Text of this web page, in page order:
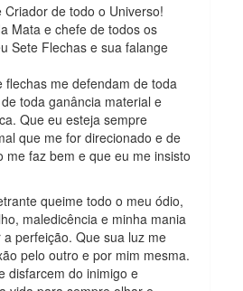
Criador de todo o Universo!
Mata e chefe de todos os
Sete Flechas e sua falange
flechas me defendam de toda
toda ganância material e
Que eu esteja sempre
que me for direcionado e de
me faz bem e que eu me insisto
queime todo o meu ódio,
maledicência e minha mania
perfeição. Que sua luz me
pelo outro e por mim mesma.
disfarcem do inimigo e